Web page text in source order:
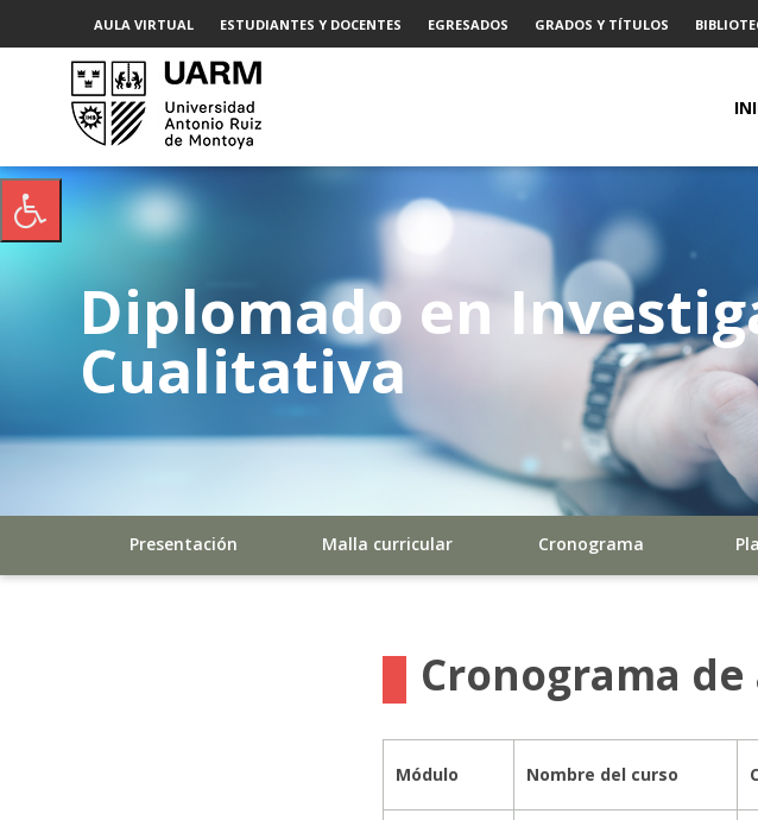
AULA VIRTUAL ESTUDIANTES Y DOCENTES EGRESADOS GRADOS Y TÍTULOS
Diplomado en
Cualitativa
Presentación Malla curricular Cronograma
Cronograma
Módulo Nombre del curso